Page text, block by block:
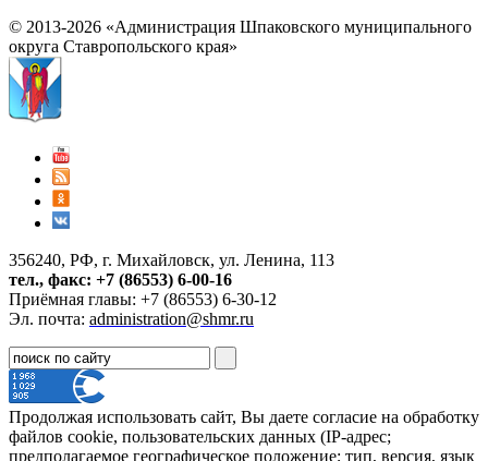
© 2013-2026 «Администрация Шпаковского муниципального
округа Ставропольского края»
356240, РФ, г. Михайловск, ул. Ленина, 113
тел., факс: +7 (86553) 6-00-16
Приёмная главы: +7 (86553) 6-30-12
Эл. почта: administration@shmr.ru
Продолжая использовать сайт, Вы даете согласие на обработку
файлов cookie, пользовательских данных (IP-адрес;
предполагаемое географическое положение; тип, версия, язык